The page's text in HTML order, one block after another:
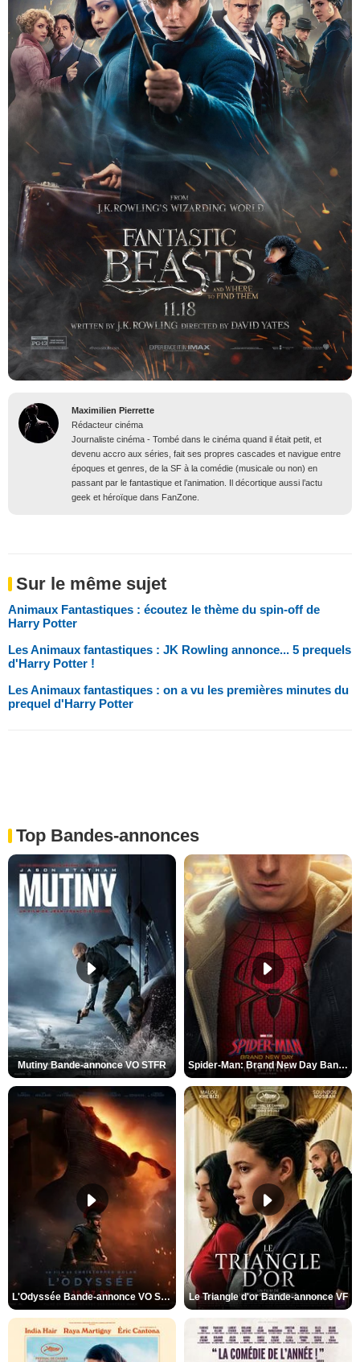
Maximilien Pierrette
Rédacteur cinéma
Journaliste cinéma - Tombé dans le cinéma quand il était petit, et
devenu accro aux séries, fait ses propres cascades et navigue entre
époques et genres, de la SF à la comédie (musicale ou non) en
passant par le fantastique et l’animation. Il décortique aussi l’actu
geek et héroïque dans FanZone.
Sur le même sujet
Animaux Fantastiques : écoutez le thème du spin-off de
Harry Potter
Les Animaux fantastiques : JK Rowling annonce... 5 prequels
d'Harry Potter !
Les Animaux fantastiques : on a vu les premières minutes du
prequel d'Harry Potter
Top Bandes-annonces
Mutiny Bande-annonce VO STFR Spider-Man: Brand New Day Bande-annonce VO STFR
L'Odyssée Bande-annonce VO STFR Le Triangle d'or Bande-annonce VF